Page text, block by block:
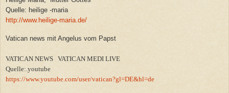
Quelle: heilige -maria
http://www.heilige-maria.de/
Vatican news mit Angelus vom Papst
VATICAN NEWS VATICAN MEDI LIVE
Quelle:.youtube
https://www.youtube.com/user/vatican?gl=DE&hl=de